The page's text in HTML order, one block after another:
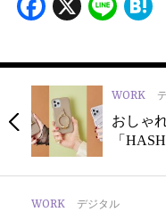
WORK
おしゃ
「
WORK デジタル